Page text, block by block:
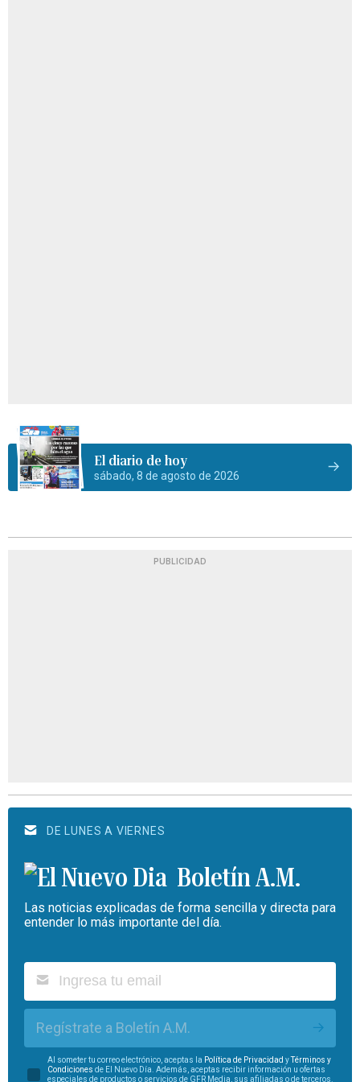
El diario de hoy
sábado, 8 de agosto de 2026
PUBLICIDAD
DE LUNES A VIERNES
Boletín A.M.
Las noticias explicadas de forma sencilla y directa para
entender lo más importante del día.
Regístrate a Boletín A.M.
Al someter tu correo electrónico, aceptas la Política de Privacidad yTérminos y
Condiciones de El Nuevo Día. Además, aceptas recibir información u ofertas
especiales de productos o servicios de GFR Media, sus afiliadas o de terceros.